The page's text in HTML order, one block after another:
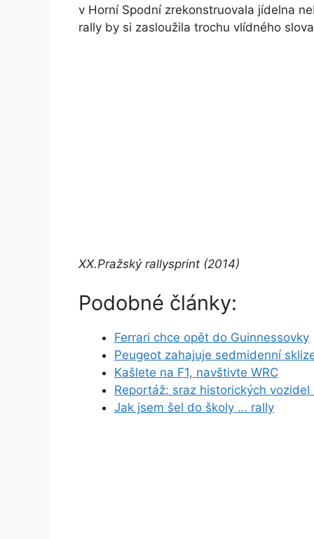
v Horní Spodní zrekonstruovala jídelna
rally by si zasloužila trochu vlídného
XX.Pražský rallysprint (2014)
Podobné články:
Ferrari chce opět do Guinnessovky
Peugeot zahajuje sedmidenní
Kašlete na F1, navštivte WRC
Reportáž: sraz historických vozidel
Jak jsem šel do školy … rally